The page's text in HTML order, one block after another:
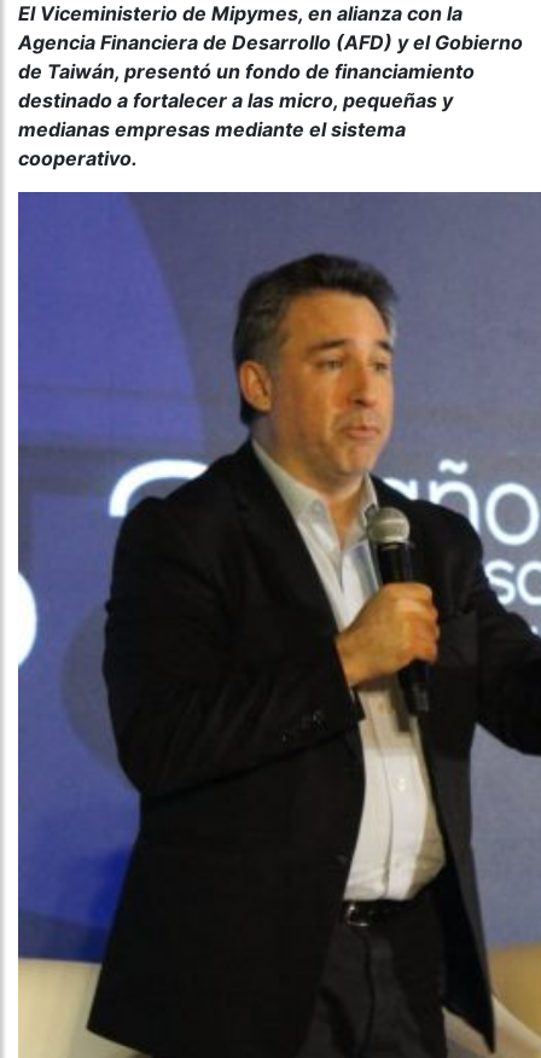
El Viceministerio de Mipymes, en alianza con la
Agencia Financiera de Desarrollo (AFD) y el Gobierno
de Taiwán, presentó un fondo de financiamiento
destinado a fortalecer a las micro, pequeñas y
medianas empresas mediante el sistema
cooperativo.